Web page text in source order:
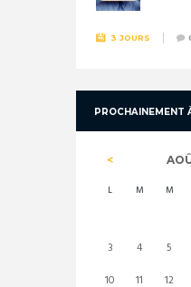
3 JOURS
PROCHAINEMENT
L M M
3
4 5
10
11 12